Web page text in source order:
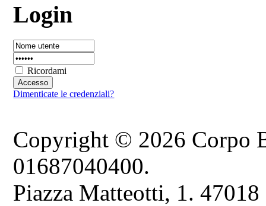
Login
Ricordami
Dimenticate le credenziali?
Copyright © 2026 Corpo
01687040400.
Piazza Matteotti, 1.